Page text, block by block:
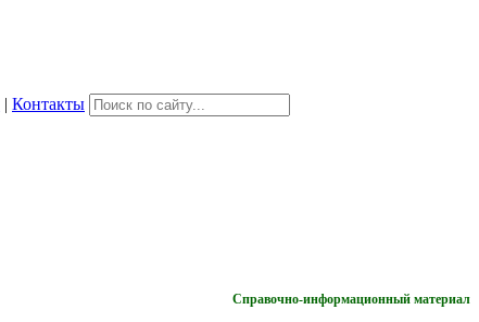
| Контакты
Справочно-информационный материал